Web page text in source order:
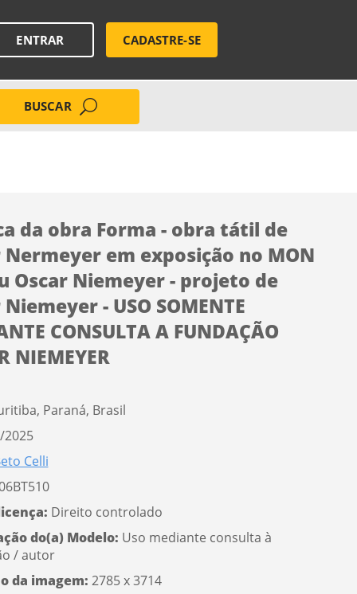
ENTRAR CADASTRE-SE
BUSCAR
da obra Forma - obra tátil de
Nermeyer em exposição no MON
Oscar Niemeyer - projeto de
- USO SOMENTE
CONSULTA A FUNDAÇÃO
NIEMEYER
Paraná, Brasil
2025
Celli
Direito controlado
do(a) Modelo: Uso mediante consulta à
/ autor
da imagem: 2785 x 3714